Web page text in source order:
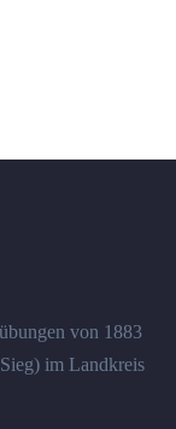
von 1883
im Landkreis